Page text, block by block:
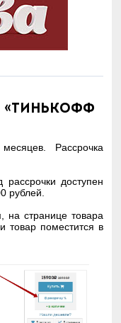
«Тинькофф
Рассрочка
доступен
рублей.
на странице товара
товар поместится в